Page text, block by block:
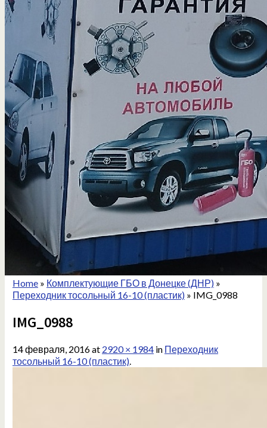
Home» Комплектующие ГБО в Донецке (ДНР)»
Переходник тосольный 16-10 (пластик)» IMG_0988
IMG_0988
14 февраля, 2016at 2920 × 1984in Переходник
тосольный 16-10 (пластик).